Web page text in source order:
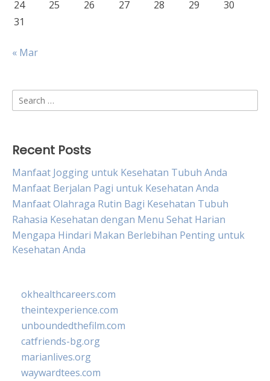
24 25 26 27 28 29
30
31
« Mar
Search
for:
Recent Posts
Manfaat Jogging untuk Kesehatan Tubuh Anda
Manfaat Berjalan Pagi untuk Kesehatan Anda
Manfaat Olahraga Rutin Bagi Kesehatan Tubuh
Rahasia Kesehatan dengan Menu Sehat Harian
Mengapa Hindari Makan Berlebihan Penting untuk
Kesehatan Anda
okhealthcareers.com
theintexperience.com
unboundedthefilm.com
catfriends-bg.org
marianlives.org
waywardtees.com